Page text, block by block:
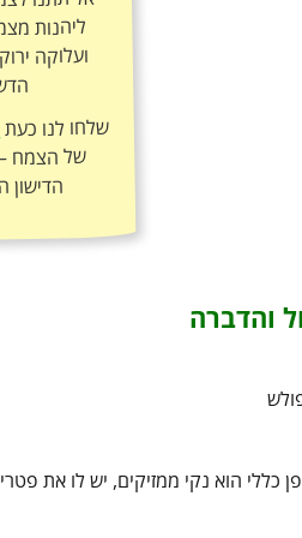
שלחו לנו כעת
הדישון
והדברה
כללי הוא נקי ממזיקים, יש לו את